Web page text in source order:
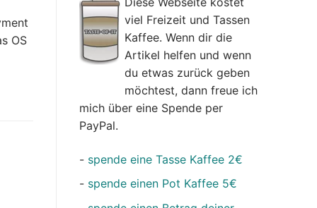
OS
viel Freizeit und Tassen
Kaffee. Wenn dir die
Artikel helfen und wenn
du etwas zurück geben
möchtest, dann freue ich
mich über eine Spende per
PayPal.
- spende eine Tasse Kaffee 2€
- spende einen Pot Kaffee 5€